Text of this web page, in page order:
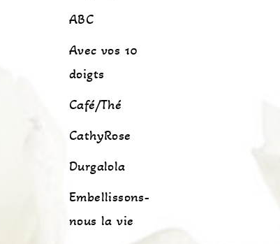
ABC
Avec vos 10
doigts
Café/Thé
CathyRose
Durgalola
Embellissons-
nous la vie